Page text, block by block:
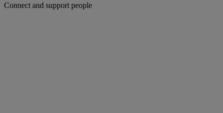
Connect and support people